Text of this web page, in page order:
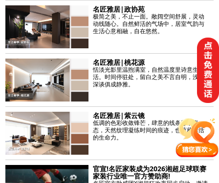
名匠雅居|政协苑
极简之美，不止一面。敞阔空间舒展，灵动
动线随心。自然鲜活的气场中，居室气韵与
生活心意相融，自在悠然。
名匠雅居|桃花源
恬淡光影里温煦满室，自然温度里诗意生
活。时间停驻处，留白之美不言自明，浅叙
深谈俱成静雅。
名匠雅居|紫云镜
低调的色彩收敛锋芒，肆意的线条彰示姿
态，天然纹理凝练时间的痕迹，也蕴藏鲜活
的生命力。
官宣!名匠家装成为2026湘超足球联赛
家装行业唯一官方赞助商!